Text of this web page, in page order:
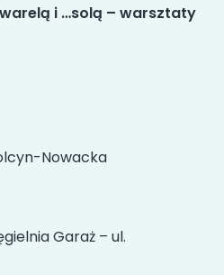
i …solą – warsztaty
Nowacka
Garaż – ul.